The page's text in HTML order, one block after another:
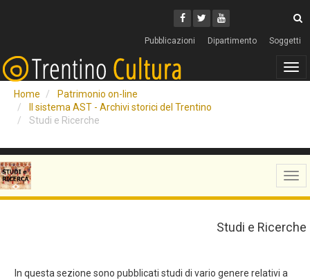
Facebook
Twitter
Youtube
Pubblicazioni Dipartimento Soggetti
Home
Patrimonio on-line
Il sistema AST - Archivi storici del Trentino
Studi e Ricerche
Studi e Ricerche
In questa sezione sono pubblicati studi di vario genere relativi a